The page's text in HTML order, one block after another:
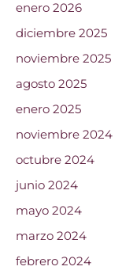
enero 2026
diciembre 2025
noviembre 2025
agosto 2025
enero 2025
noviembre 2024
octubre 2024
junio 2024
mayo 2024
marzo 2024
febrero 2024